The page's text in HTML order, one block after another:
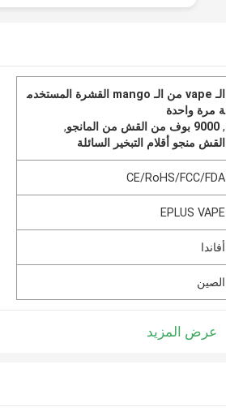
الـ vape من الـ mango القشرة المستخدم
ة مرة واحدة
,9000 بوف من القش من المانجو
,
القش منجو أقلام التبخير السائلة
CE/RoHS/FCC/FDA
EPLUS VAPE
أفاندا
الصين
عرض المزيد